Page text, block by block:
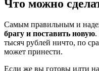
Что можно
Самым правильным и
брагу и поставить новую.
тысяч рублей ничто, по
может принести.
Если же вы готовы идти